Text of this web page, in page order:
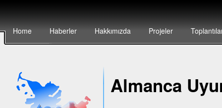
Home Haberler Hakkımızda Projeler
Almanca